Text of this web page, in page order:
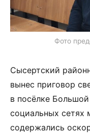
Фото
Сысертский
вынес приговор
в посёлке
социальных сетях
содержались